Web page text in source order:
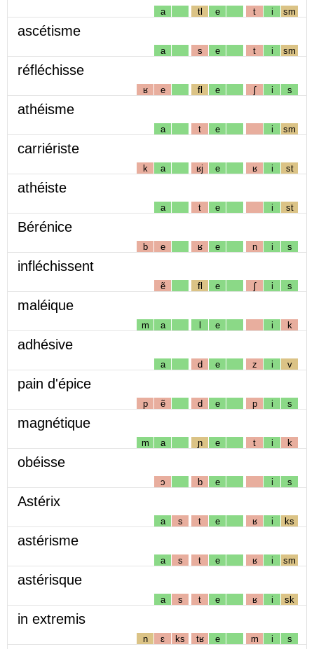
a tl e t i sm
ascétisme
a s e t i sm
réfléchisse
ʁ e fl e ʃ i s
athéisme
a t e i sm
carriériste
k a ʁj e ʁ i st
athéiste
a t e i st
Bérénice
b e ʁ e n i s
infléchissent
ẽ fl e ʃ i s
maléique
m a l e i k
adhésive
a d e z i v
pain d'épice
p ẽ d e p i s
magnétique
m a ɲ e t i k
obéisse
ɔ b e i s
Astérix
a s t e ʁ i ks
astérisme
a s t e ʁ i sm
astérisque
a s t e ʁ i sk
in extremis
n ɛ ks tʁ e m i s